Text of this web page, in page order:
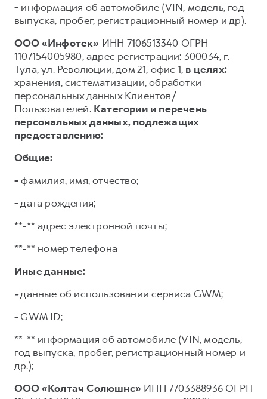
- информация об автомобиле (VIN, модель, год
выпуска, пробег, регистрационный номер и др).
ООО «Инфотек» ИНН 7106513340 ОГРН
1107154005980, адрес регистрации: 300034, г.
Тула, ул. Революции, дом 21, офис 1, в целях:
хранения, систематизации, обработки
персональных данных Клиентов/
Пользователей. Категории и перечень
персональных данных, подлежащих
предоставлению:
Общие:
- фамилия, имя, отчество;
-дата рождения;
**-** адрес электронной почты;
**-** номер телефона
Иные данные:
-данные об использовании сервиса GWM;
- GWM ID;
**-** информация об автомобиле (VIN, модель,
год выпуска, пробег, регистрационный номер и
др.);
ООО «Колтач Солюшнс» ИНН 7703388936 ОГРН